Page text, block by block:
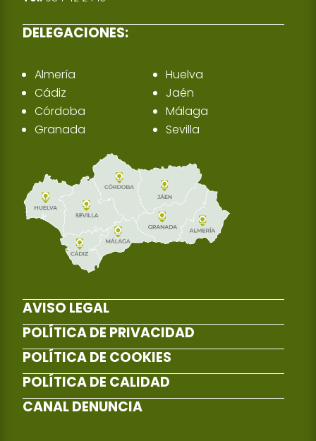
DELEGACIONES:
Almería
Cádiz
Córdoba
Granada
Huelva
Jaén
Málaga
Sevilla
AVISO LEGAL
POLÍTICA DE PRIVACIDAD
POLÍTICA DE COOKIES
POLÍTICA DE CALIDAD
CANAL DENUNCIA